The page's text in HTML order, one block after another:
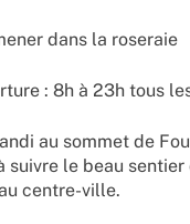
dans la roseraie
: 8h à 23h tous
au sommet de
suivre le beau sentier
centre-ville.